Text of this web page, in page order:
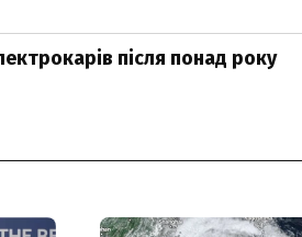
після понад року